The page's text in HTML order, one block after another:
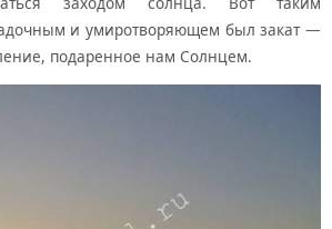
и умиротворяющем был закат —
подаренное нам Солнцем.